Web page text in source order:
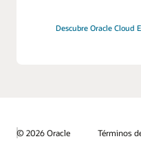
Descubre Oracle Cloud
© 2026 Oracle Términos